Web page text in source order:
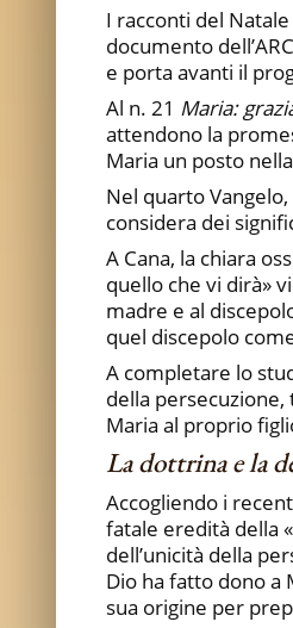
I racconti del
documento
e porta avanti il
Al n. 21 Maria:
attendono la
Maria un posto
Nel quarto
considera dei
A Cana, la chiara
quello che vi dirà»
madre e al
quel discepolo
A completare lo
della
Maria al proprio
La dottrina e la
Accogliendo i
fatale eredità della
dell’unicità della
Dio ha fatto dono a
sua origine per